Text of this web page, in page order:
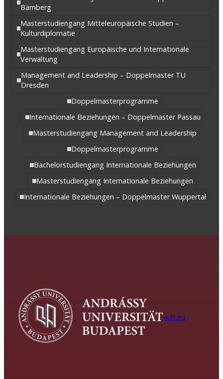
Bamberg
Masterstudiengang Mitteleuropäische Studien –
Kulturdiplomatie
Masterstudiengang Europäische und Internationale
Verwaltung
Management and Leadership – Doppelmaster TU
Dresden
Doppelmasterprogramme
Internationale Beziehungen – Doppelmaster Passau
Masterstudiengang Management and Leadership
Doppelmasterprogramme
Bachelorstudiengang Internationale Beziehungen
Masterstudiengang Internationale Beziehungen
Internationale Beziehungen – Doppelmaster Wuppertal
aub.eu